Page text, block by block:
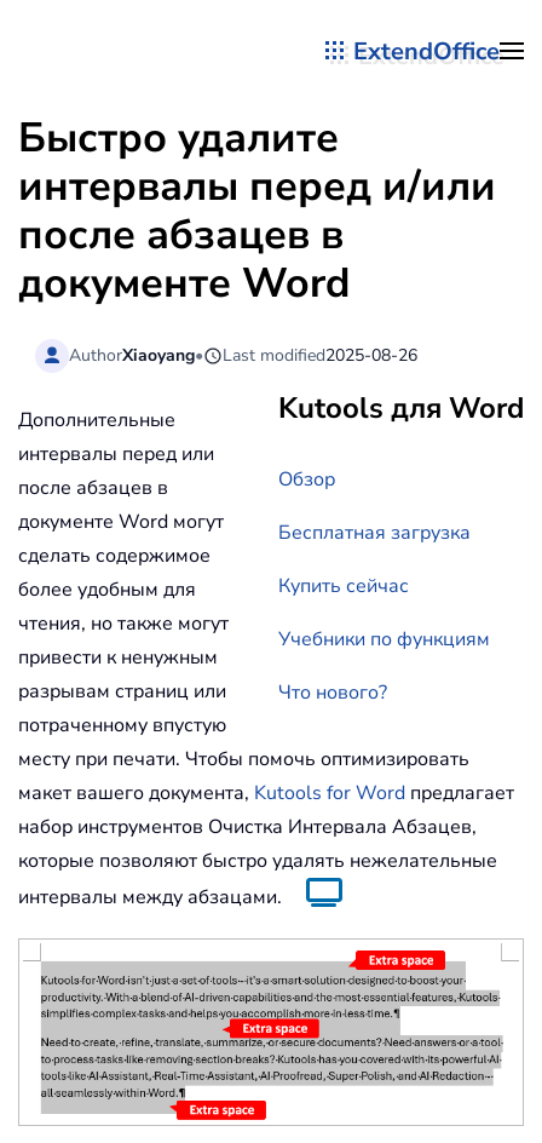
ExtendOffice
Быстро удалите
интервалы перед и/или
после абзацев в
документе Word
AuthorXiaoyang• Last modified2025-08-26
Kutools для Word
Обзор
Бесплатная загрузка
Купить сейчас
Учебники по функциям
Что нового?
Дополнительные
интервалы перед или
после абзацев в
документе Word могут
сделать содержимое
более удобным для
чтения, но также могут
привести к ненужным
разрывам страниц или
потраченному впустую
месту при печати. Чтобы помочь оптимизировать
макет вашего документа, Kutools for Word предлагает
набор инструментов Очистка Интервала Абзацев,
которые позволяют быстро удалять нежелательные
интервалы между абзацами.